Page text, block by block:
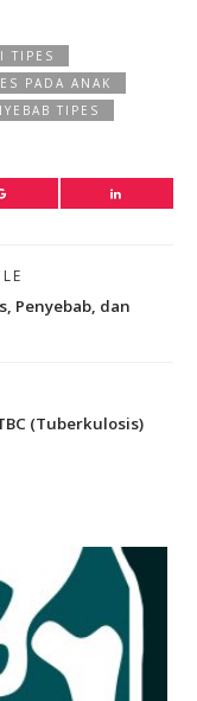
TIPES
PADA ANAK
TIPES
Penyebab, dan
(Tuberkulosis)